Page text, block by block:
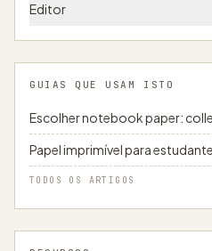
Editor
GUIAS QUE USAM ISTO
Escolher notebook paper:
Papel imprimível para
TODOS OS ARTIGOS